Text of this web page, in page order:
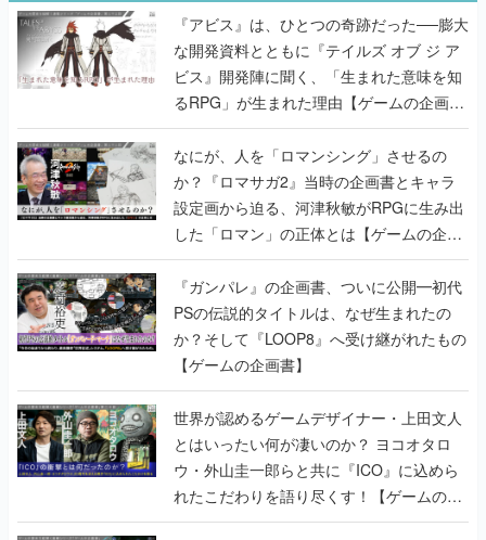
『アビス』は、ひとつの奇跡だった──膨大
な開発資料とともに『テイルズ オブ ジ ア
ビス』開発陣に聞く、「生まれた意味を知
るRPG」が生まれた理由【ゲームの企画
書】
なにが、人を「ロマンシング」させるの
か？『ロマサガ2』当時の企画書とキャラ
設定画から迫る、河津秋敏がRPGに生み出
した「ロマン」の正体とは【ゲームの企画
書】
『ガンパレ』の企画書、ついに公開━初代
PSの伝説的タイトルは、なぜ生まれたの
か？そして『LOOP8』へ受け継がれたもの
【ゲームの企画書】
世界が認めるゲームデザイナー・上田文人
とはいったい何が凄いのか？ ヨコオタロ
ウ・外山圭一郎らと共に『ICO』に込めら
れたこだわりを語り尽くす！【ゲームの企
画書】